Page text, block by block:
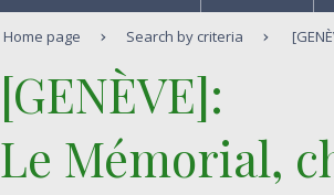
Home page Search by criteria
‎[GENÈVE]:‎
‎Le Mémorial,